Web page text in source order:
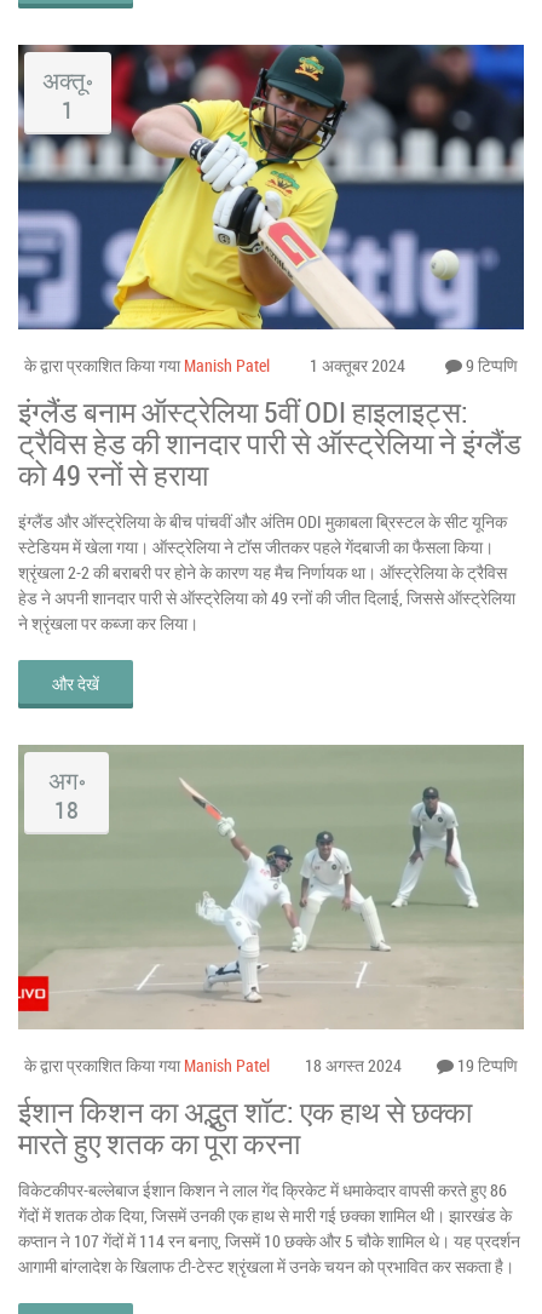
अक्तू॰
1
के द्वारा प्रकाशित किया गया Manish Patel 1 अक्तूबर 2024 9 टिप्पणि
इंग्लैंड बनाम ऑस्ट्रेलिया 5वीं ODI हाइलाइट्स:
ट्रैविस हेड की शानदार पारी से ऑस्ट्रेलिया ने इंग्लैंड
को 49 रनों से हराया
इंग्लैंड और ऑस्ट्रेलिया के बीच पांचवीं और अंतिम ODI मुकाबला ब्रिस्टल के सीट यूनिक
स्टेडियम में खेला गया। ऑस्ट्रेलिया ने टॉस जीतकर पहले गेंदबाजी का फैसला किया।
श्रृंखला 2-2 की बराबरी पर होने के कारण यह मैच निर्णायक था। ऑस्ट्रेलिया के ट्रैविस
हेड ने अपनी शानदार पारी से ऑस्ट्रेलिया को 49 रनों की जीत दिलाई, जिससे ऑस्ट्रेलिया
ने श्रृंखला पर कब्जा कर लिया।
और देखें
अग॰
18
के द्वारा प्रकाशित किया गया Manish Patel 18 अगस्त 2024 19 टिप्पणि
ईशान किशन का अद्भुत शॉट: एक हाथ से छक्का
मारते हुए शतक का पूरा करना
विकेटकीपर-बल्लेबाज ईशान किशन ने लाल गेंद क्रिकेट में धमाकेदार वापसी करते हुए 86
गेंदों में शतक ठोक दिया, जिसमें उनकी एक हाथ से मारी गई छक्का शामिल थी। झारखंड के
कप्तान ने 107 गेंदों में 114 रन बनाए, जिसमें 10 छक्के और 5 चौके शामिल थे। यह प्रदर्शन
आगामी बांग्लादेश के खिलाफ टी-टेस्ट श्रृंखला में उनके चयन को प्रभावित कर सकता है।